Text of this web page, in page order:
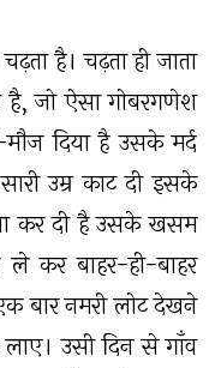
है। चढ़ता ही जाता
है, जो ऐसा गोबरगणेश
दिया है उसके मर्द
उम्र काट दी इसके
कर दी है उसके खसम
कर बाहर-ही-बाहर
बार नमरी लोट देखने
उसी दिन से गाँव